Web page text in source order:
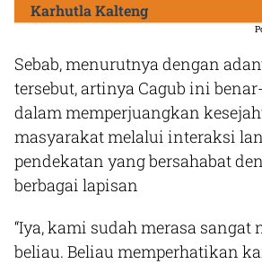
Karhutla Kalteng
Sebab, menurutnya dengan
tersebut, artinya Cagub ini
dalam memperjuangkan
masyarakat melalui interaksi
pendekatan yang bersahabat
berbagai lapisan
“Iya, kami sudah merasa sangat
beliau. Beliau memperhatikan